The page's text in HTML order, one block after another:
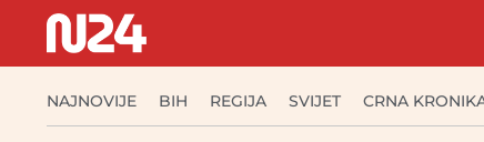
NAJNOVIJE BIH REGIJA SVIJET CRNA